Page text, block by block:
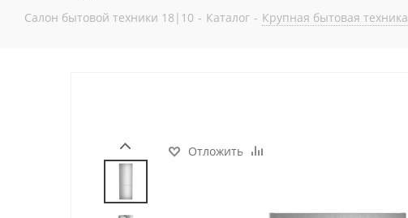
Салон бытовой техники 18|10 - Каталог - Крупная бытовая техника
Отложить